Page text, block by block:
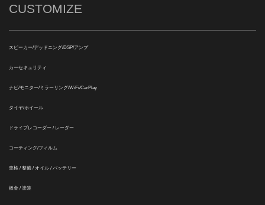
CUSTOMIZE
スピーカー/デッドニング/DSP/アンプ
カーセキュリティ
ナビ/モニター/ミラーリング/WiFi/CarPlay
タイヤ/ホイール
ドライブレコーダー / レーダー
コーティング/フィルム
車検 / 整備 / オイル / バッテリー
板金 / 塗装